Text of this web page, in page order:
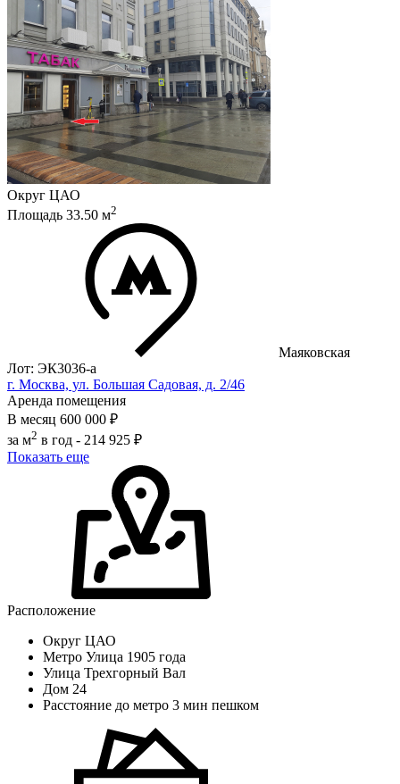
Округ ЦАО
Площадь 33.50 м2
Маяковская
Лот: ЭК3036-a
г. Москва, ул. Большая Садовая, д. 2/46
Аренда помещения
В месяц 600 000 ₽
за м2 в год - 214 925 ₽
Показать еще
Расположение
Округ ЦАО
Метро Улица 1905 года
Улица Трехгорный Вал
Дом 24
Расстояние до метро 3 мин пешком